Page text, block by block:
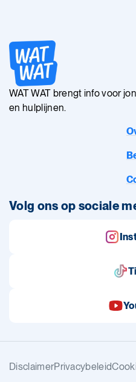
WAT WAT brengt info voor
en hulplijnen.
Volg ons op sociale
DisclaimerPrivacybeleid